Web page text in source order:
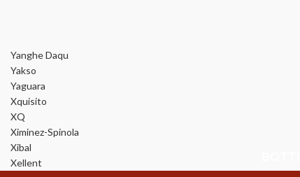
Yanghe Daqu
Yakso
Yaguara
Xquisito
XQ
Ximinez-Spinola
Xibal
Xellent